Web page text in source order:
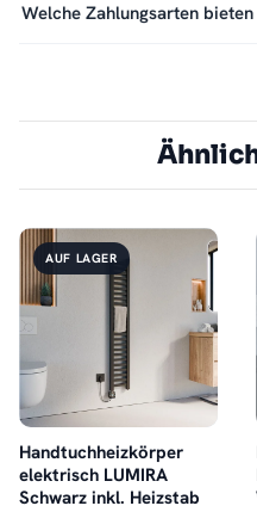
Welche Zahlungsarten bieten
AUF LAGER
Handtuchheizkörper
elektrisch LUMIRA
Schwarz inkl. Heizstab